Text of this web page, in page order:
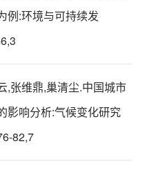
:环境与可持续发
,张维鼎,巢清尘.中国城市
影响分析:气候变化研究
82,7